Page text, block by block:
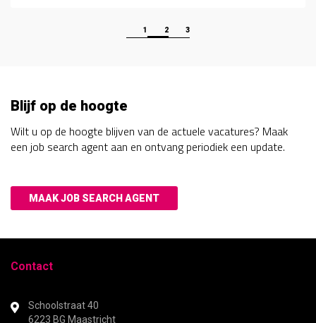
1 2 3
Blijf op de hoogte
Wilt u op de hoogte blijven van de actuele vacatures? Maak
een job search agent aan en ontvang periodiek een update.
MAAK JOB SEARCH AGENT
Contact
Schoolstraat 40
6223 BG Maastricht